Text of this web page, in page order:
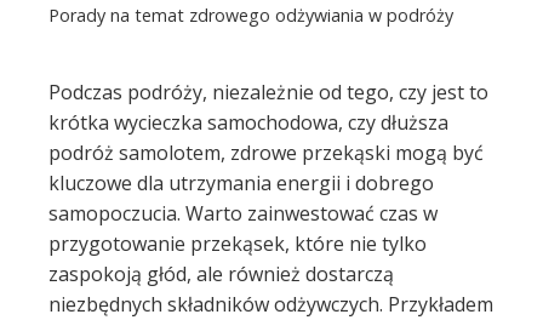
Porady na temat zdrowego odżywiania w podróży
Podczas podróży, niezależnie od tego, czy jest to
krótka wycieczka samochodowa, czy dłuższa
podróż samolotem, zdrowe przekąski mogą być
kluczowe dla utrzymania energii i dobrego
samopoczucia. Warto zainwestować czas w
przygotowanie przekąsek, które nie tylko
zaspokoją głód, ale również dostarczą
niezbędnych składników odżywczych. Przykładem